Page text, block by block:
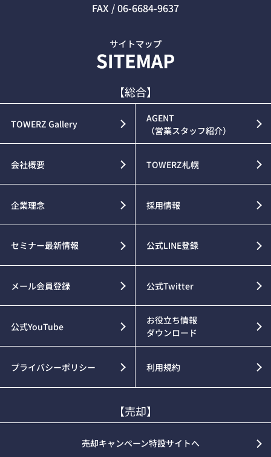
FAX / 06-6684-9637
【総合】
TOWERZ Gallery
AGENT
（営業スタッフ紹介）
会社概要 TOWERZ札幌
企業理念 採用情報
セミナー最新情報 公式LINE登録
メール会員登録 公式Twitter
公式YouTube
お役立ち情報
ダウンロード
プライバシーポリシー 利用規約
【売却】
売却キャンペーン特設サイトへ